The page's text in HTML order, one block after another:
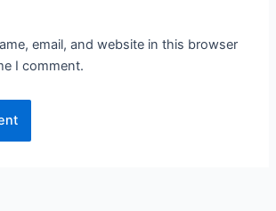
email, and website in this browser
I comment.